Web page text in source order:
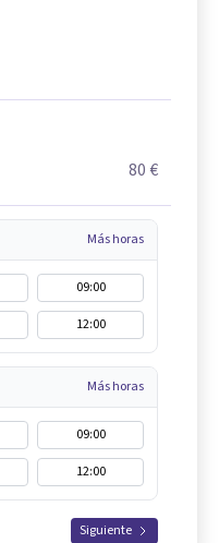
80 €
Más horas
09:00
12:00
Más horas
09:00
12:00
Siguiente